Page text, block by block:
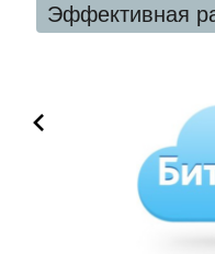
Эффективная